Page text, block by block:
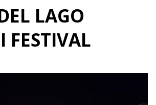
LAGO
FESTIVAL